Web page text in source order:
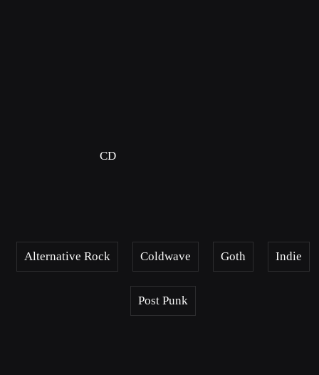
CD
Alternative Rock Coldwave Goth Indie
Post Punk